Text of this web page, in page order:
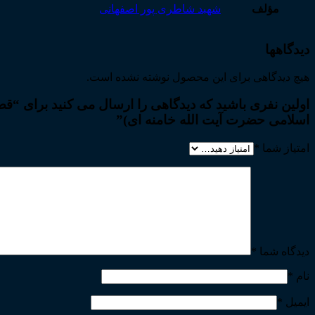
مؤلف شهبد شاطری پور اصفهانی
دیدگاهها
هیچ دیدگاهی برای این محصول نوشته نشده است.
اولین نفری باشید که دیدگاهی را ارسال می کنید برای
اسلامی حضرت آیت الله خامنه ای)”
امتیاز شما *
دیدگاه شما *
نام *
ایمیل *